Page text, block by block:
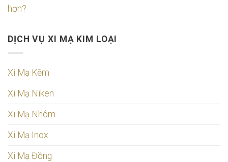
hơn?
DỊCH VỤ XI MẠ KIM LOẠI
Xi Mạ Kẽm
Xi Mạ Niken
Xi Mạ Nhôm
Xi Mạ Inox
Xi Mạ Đồng